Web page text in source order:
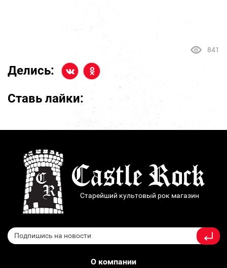
841
Делись:
Ставь лайки:
Старейший культовый рок магазин
О компании